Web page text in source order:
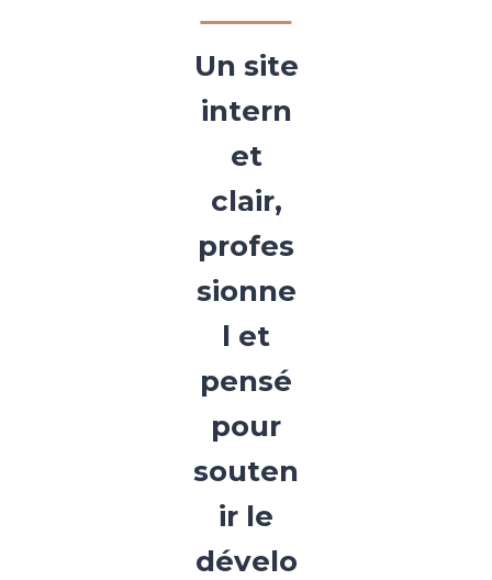
Un site
intern
et
clair,
profes
sionne
l et
pensé
pour
souten
ir le
dévelo